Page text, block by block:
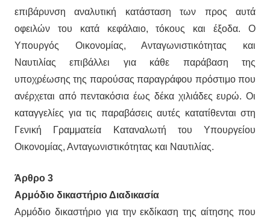
επιβάρυνση αναλυτική κατάσταση των προς αυτά
οφειλών του κατά κεφάλαιο, τόκους και έξοδα. Ο
Υπουργός Οικονομίας, Ανταγωνιστικότητας και
Ναυτιλίας επιβάλλει για κάθε παράβαση της
υποχρέωσης της παρούσας παραγράφου πρόστιμο που
ανέρχεται από πεντακόσια έως δέκα χιλιάδες ευρώ. Οι
καταγγελίες για τις παραβάσεις αυτές κατατίθενται στη
Γενική Γραμματεία Καταναλωτή του Υπουργείου
Οικονομίας, Ανταγωνιστικότητας και Ναυτιλίας.
Άρθρο 3
Αρμόδιο δικαστήριο Διαδικασία
Αρμόδιο δικαστήριο για την εκδίκαση της αίτησης που